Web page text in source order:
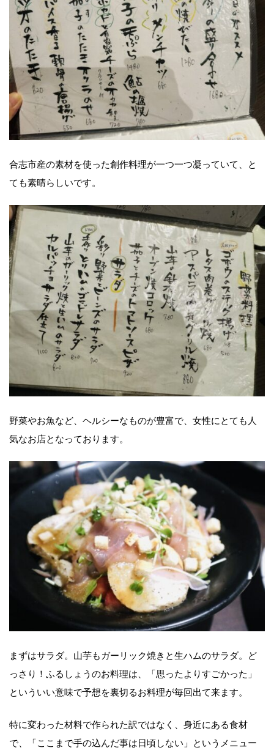
合志市産の素材を使った創作料理が一つ一つ凝っていて、と
ても素晴らしいです。
野菜やお魚など、ヘルシーなものが豊富で、女性にとても人
気なお店となっております。
まずはサラダ。山芋もガーリック焼きと生ハムのサラダ。ど
っさり！ふるしょうのお料理は、「思ったよりすごかった」
といういい意味で予想を裏切るお料理が毎回出て来ます。
特に変わった材料で作られた訳ではなく、身近にある食材
で、「ここまで手の込んだ事は日頃しない」というメニュー